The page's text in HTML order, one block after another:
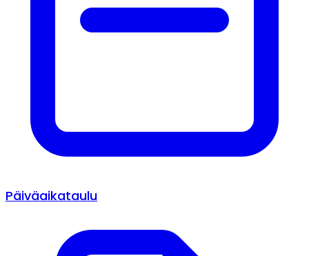
Päiväaikataulu